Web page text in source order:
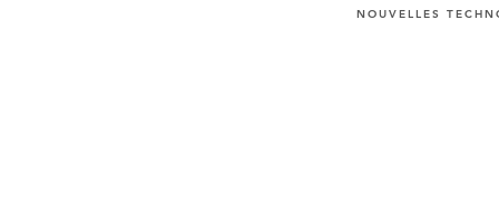
NOUVELLES